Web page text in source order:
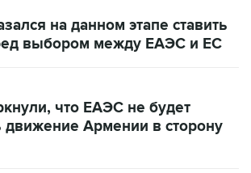
выбором между ЕАЭС и ЕС
движение Армении в сторону